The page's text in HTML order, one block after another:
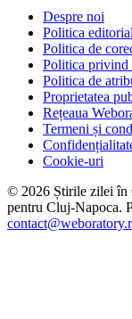
Despre noi
Politica
Politica de
Politica privind
Politica de
Proprietatea
Rețeaua
Termeni și
Cookie-uri
© 2026 Știrile zilei în
pentru Cluj-Napoca.